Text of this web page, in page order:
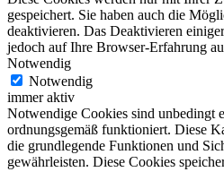
gespeichert. Sie haben auch die
deaktivieren. Das Deaktivieren
jedoch auf Ihre Browser-Erfahrung
Notwendig
Notwendig
immer aktiv
Notwendige Cookies sind unbedingt
ordnungsgemäß funktioniert. Diese
die grundlegende Funktionen und
gewährleisten. Diese Cookies